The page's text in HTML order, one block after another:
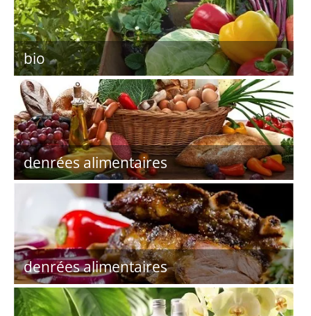
bio
denrées alimentaires
denrées alimentaires